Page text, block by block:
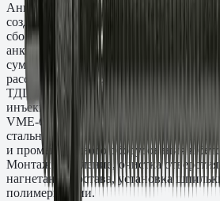
Анкерная шпилька VMU-A M12×600
создания резьбовых точек крепления
сборных железобетонных
анкеровки. Глубина заделки
суммарной длине стержня 600 мм —
рассчитана под толщину
ТДЦ «Шерардирование» кл.пр. 5.8.
инъекционными составами Fasty
VME-600 и PE-SF. Типичные задачи:
стальных колонн, фасадных
и промышленного оборудования к
Монтаж: сверление, очистка
нагнетание состава, установка
полимеризации.